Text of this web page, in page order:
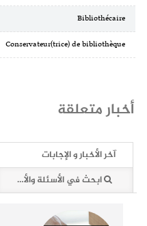
أخبار متعلقة
آخر الأخبار و الإجابات
ابحث في الأسئلة والأخبار (2 وثائق)